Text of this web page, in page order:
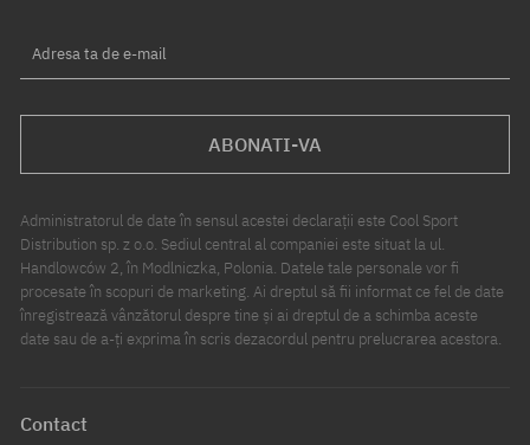
Adresa ta de e-mail
ABONATI-VA
Administratorul de date în sensul acestei declarații este Cool Sport
Distribution sp. z o.o. Sediul central al companiei este situat la ul.
Handlowców 2, în Modlniczka, Polonia. Datele tale personale vor fi
procesate în scopuri de marketing. Ai dreptul să fii informat ce fel de date
înregistrează vânzătorul despre tine și ai dreptul de a schimba aceste
date sau de a-ți exprima în scris dezacordul pentru prelucrarea acestora.
Contact